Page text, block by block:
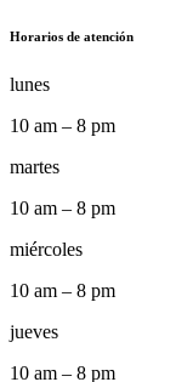
Horarios de atención
lunes
10 am – 8 pm
martes
10 am – 8 pm
miércoles
10 am – 8 pm
jueves
10 am – 8 pm